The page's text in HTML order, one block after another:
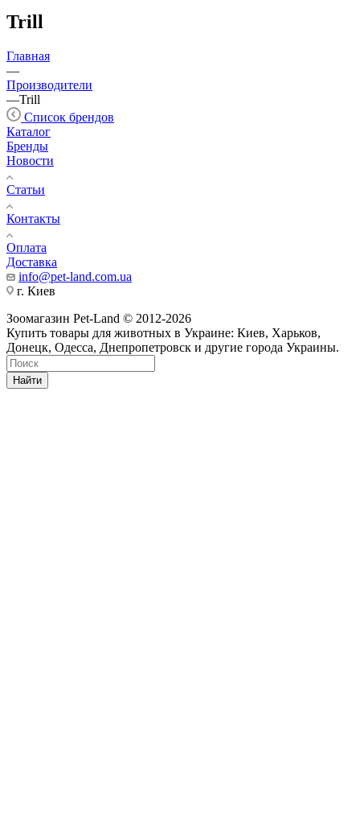
Trill
Главная
—
Производители
—Trill
Список брендов
Каталог
Бренды
Новости
Статьи
Контакты
Оплата
Доставка
info@pet-land.com.ua
г. Киев
Зоомагазин Pet-Land © 2012-2026
Купить товары для животных в Украине: Киев, Харьков,
Донецк, Одесса, Днепропетровск и другие города Украины.
Найти